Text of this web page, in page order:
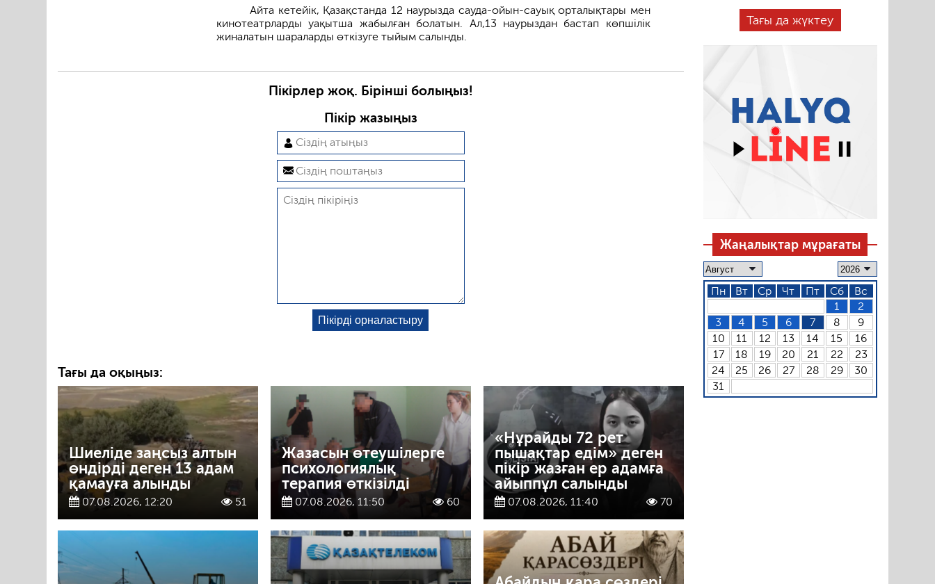
Айта кетейік, Қазақстанда 12 наурызда сауда-ойын-сауық орталықтары мен
кинотеатрларды уақытша жабылған болатын. Ал,13 наурыздан бастап көпшілік
жиналатын шараларды өткізуге тыйым салынды.
Пікірлер жоқ. Бірінші болыңыз!
Пікір жазыңыз
Тағы да оқыңыз:
Шиеліде заңсыз алтын
өндірді деген 13 адам
қамауға алынды
07.08.2026, 12:20 51
Жазасын өтеушілерге
психологиялық
терапия өткізілді
07.08.2026, 11:50 60
«Нұрайды 72 рет
пышақтар едім» деген
пікір жазған ер адамға
айыппұл салынды
07.08.2026, 11:40 70
Тағы да жүктеу
Жаңалықтар мұрағаты
Пн Вт Ср Чт Пт Сб
Вс
1
2
3
4 5 6 7 8
9
10
11 12 13 14 15
16
17
18 19 20 21 22
23
24
25 26 27 28 29
30
31